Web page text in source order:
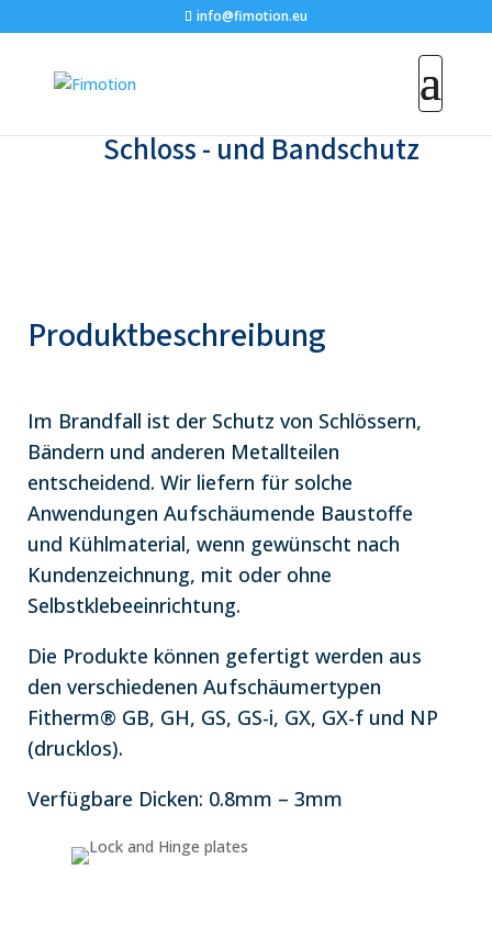
info@fimotion.eu
Schloss - und Bandschutz
Produktbeschreibung
Im Brandfall ist der Schutz von Schlössern,
Bändern und anderen Metallteilen
entscheidend. Wir liefern für solche
Anwendungen Aufschäumende Baustoffe
und Kühlmaterial, wenn gewünscht nach
Kundenzeichnung, mit oder ohne
Selbstklebeeinrichtung.
Die Produkte können gefertigt werden aus
den verschiedenen Aufschäumertypen
Fitherm® GB, GH, GS, GS-i, GX, GX-f und NP
(drucklos).
Verfügbare Dicken: 0.8mm – 3mm